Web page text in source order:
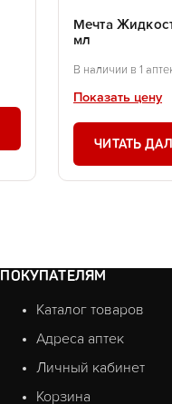
Мечта
мл
В наличии в 1
Показать цену
ЧИТАТЬ
ПОКУПАТЕЛЯМ
Каталог товаров
Адреса аптек
Личный кабинет
Корзина